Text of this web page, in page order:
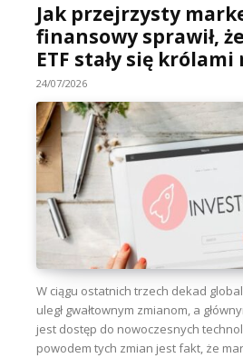
Jak przejrzysty
finansowy sprawił,
ETF stały się
24/07/2026
W ciągu ostatnich trzech dekad
uległ gwałtownym zmianom, a
jest dostęp do nowoczesnych
powodem tych zmian jest fakt, że